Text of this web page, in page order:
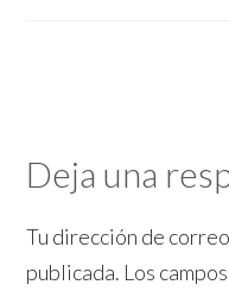
Deja una
Tu dirección de
publicada. Los